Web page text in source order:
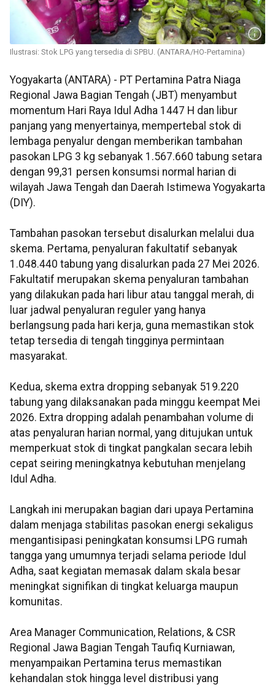
Ilustrasi: Stok LPG yang tersedia di SPBU. (ANTARA/HO-Pertamina)
Yogyakarta (ANTARA) - PT Pertamina Patra Niaga
Regional Jawa Bagian Tengah (JBT) menyambut
momentum Hari Raya Idul Adha 1447 H dan libur
panjang yang menyertainya, mempertebal stok di
lembaga penyalur dengan memberikan tambahan
pasokan LPG 3 kg sebanyak 1.567.660 tabung setara
dengan 99,31 persen konsumsi normal harian di
wilayah Jawa Tengah dan Daerah Istimewa Yogyakarta
(DIY).
Tambahan pasokan tersebut disalurkan melalui dua
skema. Pertama, penyaluran fakultatif sebanyak
1.048.440 tabung yang disalurkan pada 27 Mei 2026.
Fakultatif merupakan skema penyaluran tambahan
yang dilakukan pada hari libur atau tanggal merah, di
luar jadwal penyaluran reguler yang hanya
berlangsung pada hari kerja, guna memastikan stok
tetap tersedia di tengah tingginya permintaan
masyarakat.
Kedua, skema extra dropping sebanyak 519.220
tabung yang dilaksanakan pada minggu keempat Mei
2026. Extra dropping adalah penambahan volume di
atas penyaluran harian normal, yang ditujukan untuk
memperkuat stok di tingkat pangkalan secara lebih
cepat seiring meningkatnya kebutuhan menjelang
Idul Adha.
Langkah ini merupakan bagian dari upaya Pertamina
dalam menjaga stabilitas pasokan energi sekaligus
mengantisipasi peningkatan konsumsi LPG rumah
tangga yang umumnya terjadi selama periode Idul
Adha, saat kegiatan memasak dalam skala besar
meningkat signifikan di tingkat keluarga maupun
komunitas.
Area Manager Communication, Relations, & CSR
Regional Jawa Bagian Tengah Taufiq Kurniawan,
menyampaikan Pertamina terus memastikan
kehandalan stok hingga level distribusi yang